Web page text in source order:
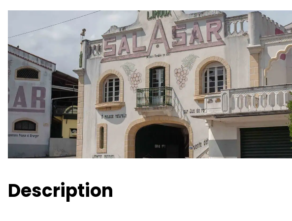
Description